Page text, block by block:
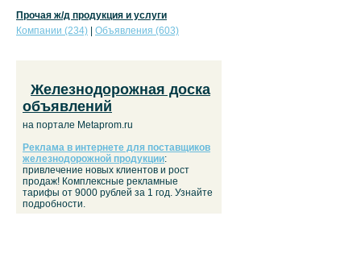
Прочая ж/д продукция и услуги
Компании (234)
Объявления (603)
Железнодорожная доска
объявлений
на портале Metaprom.ru
Реклама в интернете для поставщиков
железнодорожной продукции:
привлечение новых клиентов и рост
продаж! Комплексные рекламные
тарифы от 9000 рублей за 1 год. Узнайте
подробности.